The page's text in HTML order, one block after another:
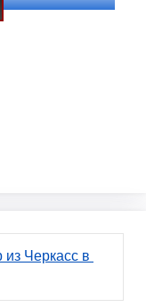
из Черкасс в